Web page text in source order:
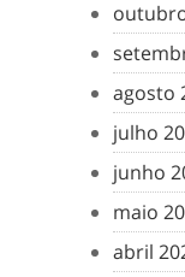
agosto
julho
junho
maio
abril